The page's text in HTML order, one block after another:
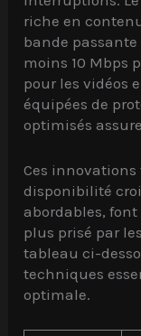
riche en
bande
moins 10 Mbps
pour les vidéos
équipées de
optimisés
Ces innovations
disponibilité
abordables,
plus prisé par
tableau ci-
techniques
optimale.